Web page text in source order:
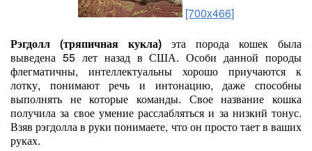
[700x466]
Рэгдолл (тряпичная кукла) эта порода кошек была
выведена 55 лет назад в США. Особи данной породы
флегматичны, интеллектуальны хорошо приучаются к
лотку, понимают речь и интонацию, даже способны
выполнять не которые команды. Свое название кошка
получила за свое умение расслабляться и за низкий тонус.
Взяв рэгдолла в руки понимаете, что он просто тает в ваших
руках.